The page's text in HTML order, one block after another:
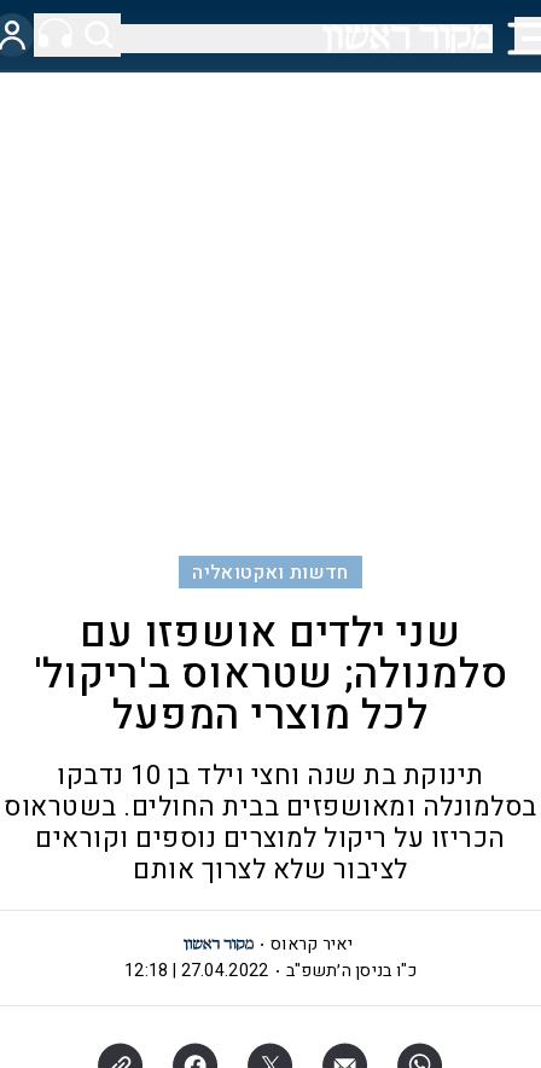
חדשות ואקטואליה
שני ילדים אושפזו עם
סלמנולה; שטראוס ב'ריקול'
לכל מוצרי המפעל
תינוקת בת שנה וחצי וילד בן 10 נדבקו
בסלמונלה ומאושפזים בבית החולים. בשטראוס
הכריזו על ריקול למוצרים נוספים וקוראים
לציבור שלא לצרוך אותם
יאיר קראוס
כ"ו בניסן ה׳תשפ"ב
27.04.2022 | 12:18